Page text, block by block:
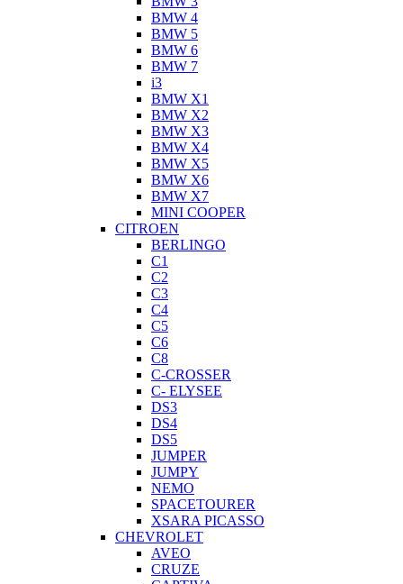
BMW 4
BMW 5
BMW 6
BMW 7
i3
BMW X1
BMW X2
BMW X3
BMW X4
BMW X5
BMW X6
BMW X7
MINI COOPER
CITROEN
BERLINGO
C1
C2
C3
C4
C5
C6
C8
C-CROSSER
C- ELYSEE
DS3
DS4
DS5
JUMPER
JUMPY
NEMO
SPACETOURER
XSARA PICASSO
CHEVROLET
AVEO
CRUZE